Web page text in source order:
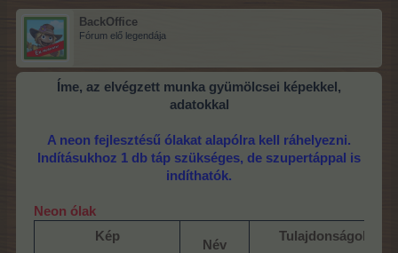
BackOffice
Fórum elő legendája
Íme, az elvégzett munka gyümölcsei képekkel,
adatokkal
A neon fejlesztésű ólakat alapólra kell ráhelyezni.
Indításukhoz 1 db táp szükséges, de szupertáppal is
indíthatók.
Neon ólak
Kép
Név
Tulajdonságok